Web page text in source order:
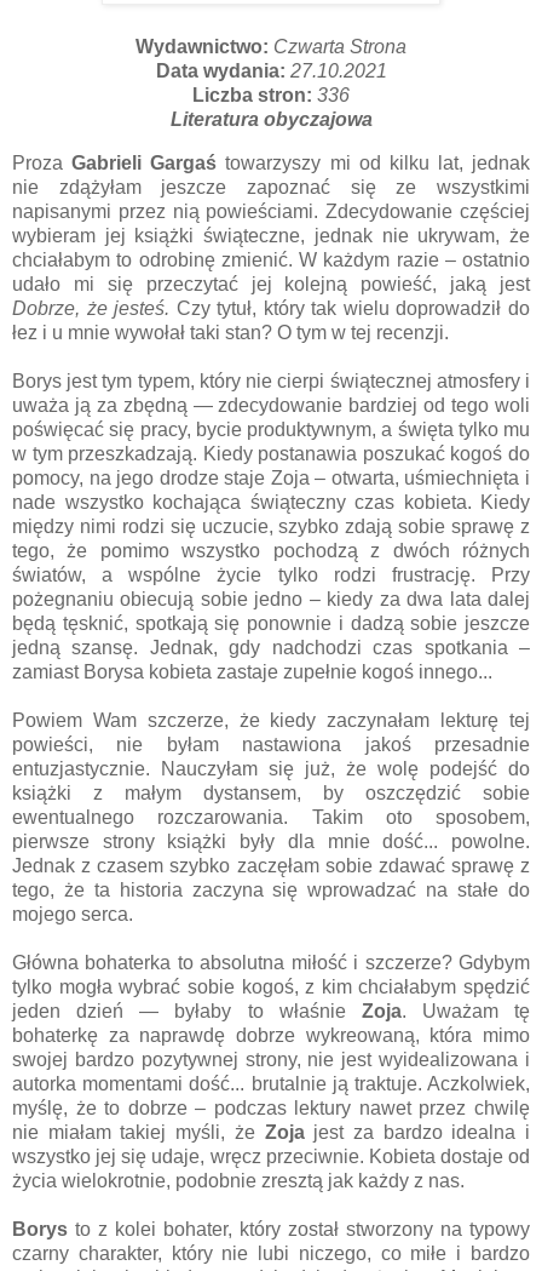
Wydawnictwo: Czwarta Strona
Data wydania: 27.10.2021
Liczba stron: 336
Literatura obyczajowa
ProzaGabrieli Gargaś towarzyszy mi od kilku lat, jednak
nie zdążyłam jeszcze zapoznać się ze wszystkimi
napisanymi przez nią powieściami. Zdecydowanie częściej
wybieram jej książki świąteczne, jednak nie ukrywam, że
chciałabym to odrobinę zmienić. W każdym razie – ostatnio
udało mi się przeczytać jej kolejną powieść, jaką jest
Dobrze, że jesteś. Czy tytuł, który tak wielu doprowadził do
łez i u mnie wywołał taki stan? O tym w tej recenzji.
Borys jest tym typem, który nie cierpi świątecznej atmosfery i
uważa ją za zbędną — zdecydowanie bardziej od tego woli
poświęcać się pracy, bycie produktywnym, a święta tylko mu
w tym przeszkadzają. Kiedy postanawia poszukać kogoś do
pomocy, na jego drodze staje Zoja – otwarta, uśmiechnięta i
nade wszystko kochająca świąteczny czas kobieta. Kiedy
między nimi rodzi się uczucie, szybko zdają sobie sprawę z
tego, że pomimo wszystko pochodzą z dwóch różnych
światów, a wspólne życie tylko rodzi frustrację. Przy
pożegnaniu obiecują sobie jedno – kiedy za dwa lata dalej
będą tęsknić, spotkają się ponownie i dadzą sobie jeszcze
jedną szansę. Jednak, gdy nadchodzi czas spotkania –
zamiast Borysa kobieta zastaje zupełnie kogoś innego...
Powiem Wam szczerze, że kiedy zaczynałam lekturę tej
powieści, nie byłam nastawiona jakoś przesadnie
entuzjastycznie. Nauczyłam się już, że wolę podejść do
książki z małym dystansem, by oszczędzić sobie
ewentualnego rozczarowania. Takim oto sposobem,
pierwsze strony książki były dla mnie dość... powolne.
Jednak z czasem szybko zaczęłam sobie zdawać sprawę z
tego, że ta historia zaczyna się wprowadzać na stałe do
mojego serca.
Główna bohaterka to absolutna miłość i szczerze? Gdybym
tylko mogła wybrać sobie kogoś, z kim chciałabym spędzić
jeden dzień — byłaby to właśnie Zoja. Uważam tę
bohaterkę za naprawdę dobrze wykreowaną, która mimo
swojej bardzo pozytywnej strony, nie jest wyidealizowana i
autorka momentami dość... brutalnie ją traktuje. Aczkolwiek,
myślę, że to dobrze – podczas lektury nawet przez chwilę
nie miałam takiej myśli, że Zoja jest za bardzo idealna i
wszystko jej się udaje, wręcz przeciwnie. Kobieta dostaje od
życia wielokrotnie, podobnie zresztą jak każdy z nas.
Borys to z kolei bohater, który został stworzony na typowy
czarny charakter, który nie lubi niczego, co miłe i bardzo